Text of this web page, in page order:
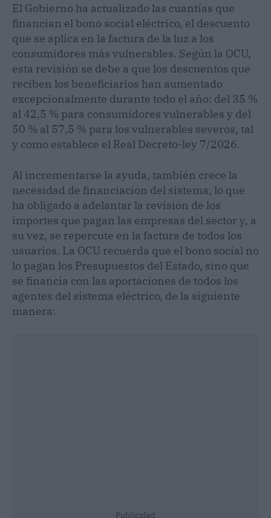
El Gobierno ha actualizado las cuantías que
financian el bono social eléctrico, el descuento
que se aplica en la factura de la luz a los
consumidores más vulnerables. Según la OCU,
esta revisión se debe a que los descuentos que
reciben los beneficiarios han aumentado
excepcionalmente durante todo el año: del 35 %
al 42,5 % para consumidores vulnerables y del
50 % al 57,5 % para los vulnerables severos, tal
y como establece el Real Decreto-ley 7/2026.
Al incrementarse la ayuda, también crece la
necesidad de financiación del sistema, lo que
ha obligado a adelantar la revisión de los
importes que pagan las empresas del sector y, a
su vez, se repercute en la factura de todos los
usuarios. La OCU recuerda que el bono social no
lo pagan los Presupuestos del Estado, sino que
se financia con las aportaciones de todos los
agentes del sistema eléctrico, de la siguiente
manera:
Publicidad